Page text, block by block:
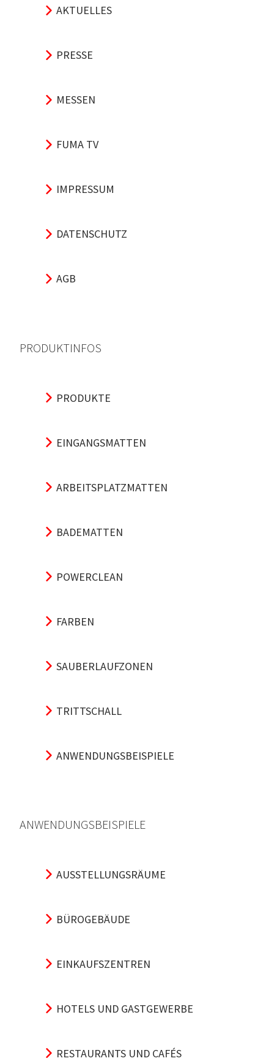
AKTUELLES
PRESSE
MESSEN
FUMA TV
IMPRESSUM
DATENSCHUTZ
AGB
PRODUKTINFOS
PRODUKTE
EINGANGSMATTEN
ARBEITSPLATZMATTEN
BADEMATTEN
POWERCLEAN
FARBEN
SAUBERLAUFZONEN
TRITTSCHALL
ANWENDUNGSBEISPIELE
ANWENDUNGSBEISPIELE
AUSSTELLUNGSRÄUME
BÜROGEBÄUDE
EINKAUFSZENTREN
HOTELS UND GASTGEWERBE
RESTAURANTS UND CAFÉS